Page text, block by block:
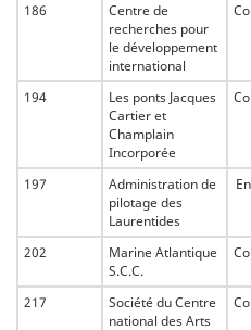
186
Centre de
recherches pour
le développement
international
194
Les ponts Jacques
Cartier et
Champlain
Incorporée
197
Administration de
pilotage des
Laurentides
202
Marine Atlantique
S.C.C.
217
Société du Centre
national des Arts